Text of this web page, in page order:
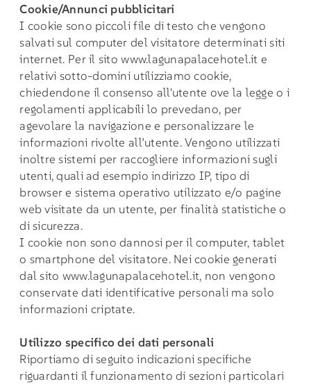
Cookie/Annunci pubblicitari
I cookie sono piccoli file di testo che vengono
salvati sul computer del visitatore determinati siti
internet. Per il sitowww.lagunapalacehotel.it e
relativi sotto-domini utilizziamo cookie,
chiedendone il consenso all'utente ove la legge o i
regolamenti applicabili lo prevedano, per
agevolare la navigazione e personalizzare le
informazioni rivolte all’utente. Vengono utilizzati
inoltre sistemi per raccogliere informazioni sugli
utenti, quali ad esempio indirizzo IP, tipo di
browser e sistema operativo utilizzato e/o pagine
web visitate da un utente, per finalità statistiche o
di sicurezza.
I cookie non sono dannosi per il computer, tablet
o smartphone del visitatore. Nei cookie generati
dal sito www.lagunapalacehotel.it, non vengono
conservate dati identificative personali ma solo
informazioni criptate.
Utilizzo specifico dei dati personali
Riportiamo di seguito indicazioni specifiche
riguardanti il funzionamento di sezioni particolari